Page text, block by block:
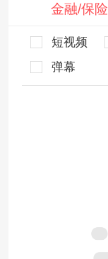
金融/保险
短视频
弹幕